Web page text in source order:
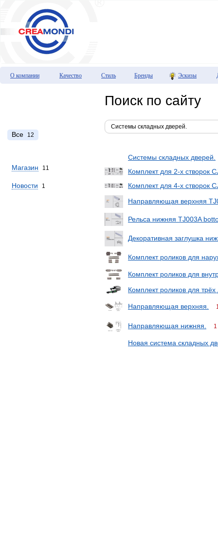
О компании Качество Стиль Бренды Эскизы
Все 12
Магазин 11
Новости 1
Поиск по сайту
Системы складных дверей.
Комплект для 2-х створок
Комплект для 4-х створок
Направляющая верхняя
Рельса нижняя TJ003A
Декоративная заглушка
Комплект роликов для
Комплект роликов для
Комплект роликов для трёх
Направляющая верхняя.
Направляющая нижняя.
Новая система складных